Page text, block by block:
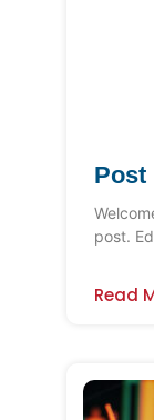
Post
post.
Read